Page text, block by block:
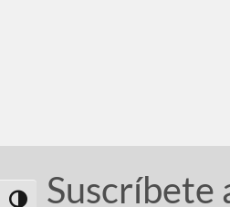
Toggle High Contrast
Suscríbete